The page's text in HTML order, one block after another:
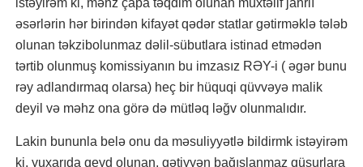
istəyirəm ki, məhz çapa təqdim olunan müxtəlif janrlı
əsərlərin hər birindən kifayət qədər statlar gətirməklə tələb
olunan təkzibolunmaz dəlil-sübutlara istinad etmədən
tərtib olunmuş komissiyanın bu imzasız RƏY-i ( əgər bunu
rəy adlandırmaq olarsa) heç bir hüquqi qüvvəyə malik
deyil və məhz ona görə də mütləq ləğv olunmalıdır.
Lakin bununla belə onu da məsuliyyətlə bildirmk istəyirəm
ki, yuxarıda qeyd olunan, qətiyyən bağışlanmaz qüsurlara